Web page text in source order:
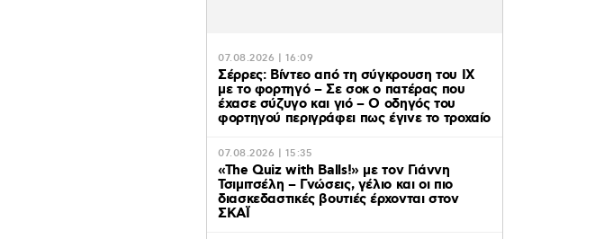
07.08.2026 | 16:09
Σέρρες: Βίντεο από τη σύγκρουση του ΙΧ
με το φορτηγό – Σε σοκ ο πατέρας που
έχασε σύζυγο και γιό – Ο οδηγός του
φορτηγού περιγράφει πως έγινε το τροχαίο
07.08.2026 | 15:35
«The Quiz with Balls!» με τον Γιάννη
Τσιμιτσέλη – Γνώσεις, γέλιο και οι πιο
διασκεδαστικές βουτιές έρχονται στον
ΣΚΑΪ